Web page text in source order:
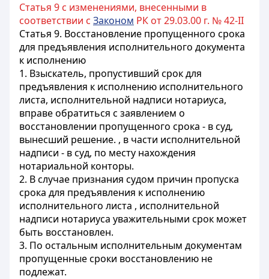
Статья 9 с изменениями, внесенными в
соответствии с Законом РК от 29.03.00 г. № 42-II
Статья 9. Восстановление пропущенного срока
для предъявления исполнительного документа
к исполнению
1. Взыскатель, пропустивший срок для
предъявления к исполнению исполнительного
листа, исполнительной надписи нотариуса,
вправе обратиться с заявлением о
восстановлении пропущенного срока - в суд,
вынесший решение. , в части исполнительной
надписи - в суд, по месту нахождения
нотариальной конторы.
2. В случае признания судом причин пропуска
срока для предъявления к исполнению
исполнительного листа , исполнительной
надписи нотариуса уважительными срок может
быть восстановлен.
3. По остальным исполнительным документам
пропущенные сроки восстановлению не
подлежат.